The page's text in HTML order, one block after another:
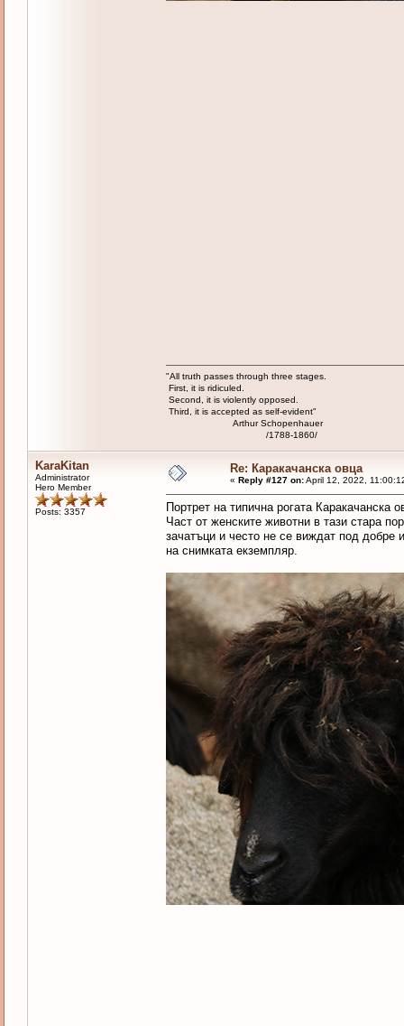
"All truth passes through three stages.
First, it is ridiculed.
Second, it is violently opposed.
Third, it is accepted as self-evident"
Arthur Schopenhauer
/1788-1860/
KaraKitan
Administrator
Hero Member
Posts: 3357
Re: Каракачанска овца
« Reply #127 on:April 12, 2022,
Портрет на типична рогата
Част от женските животни в тази стара
зачатъци и често не се виждат под добре
на снимката екземпляр.